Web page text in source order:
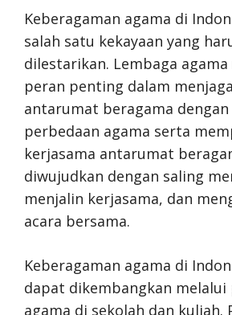
Keberagaman agama di
salah satu kekayaan yang
dilestarikan. Lembaga
peran penting dalam
antarumat beragama
perbedaan agama serta
kerjasama antarumat
diwujudkan dengan saling
menjalin kerjasama, dan
acara bersama.
Keberagaman agama di
dapat dikembangkan melalui
agama di sekolah dan kuliah.